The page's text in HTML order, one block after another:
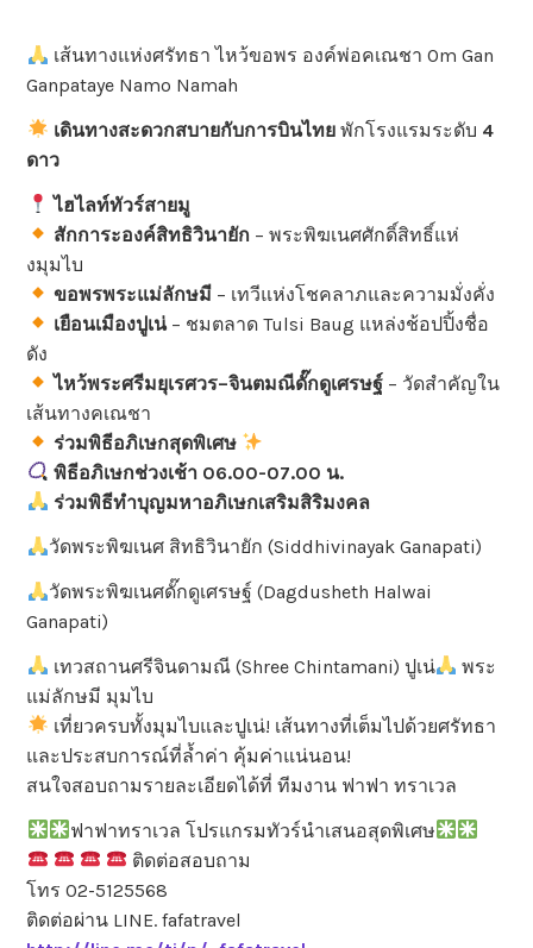
เส้นทางแห่งศรัทธา ไหว้ขอพร องค์พ่อคเณชา Om Gan
Ganpataye Namo Namah
เดินทางสะดวกสบายกับการบินไทยพักโรงแรมระดับ 4
ดาว
ไฮไลท์ทัวร์สายมู
สักการะองค์สิทธิวินายัก – พระพิฆเนศศักดิ์สิทธิ์แห่
งมุมไบ
ขอพรพระแม่ลักษมี– เทวีแห่งโชคลาภและความมั่งคั่ง
เยือนเมืองปูเน่– ชมตลาด Tulsi Baug แหล่งช้อปปิ้งชื่อ
ดัง
ไหว้พระศรีมยุเรศวร–จินตมณีดั๊กดูเศรษฐ์– วัดสำคัญใน
เส้นทางคเณชา
ร่วมพิธีอภิเษกสุดพิเศษ
พิธีอภิเษกช่วงเช้า06.00-07.00 น.
ร่วมพิธีทำบุญมหาอภิเษกเสริมสิริมงคล
วัดพระพิฆเนศ สิทธิวินายัก (Siddhivinayak Ganapati)
วัดพระพิฆเนศดั๊กดูเศรษฐ์ (Dagdusheth Halwai
Ganapati)
เทวสถานศรีจินดามณี (Shree Chintamani) ปูเน่
พระ
แม่ลักษมี มุมไบ
เที่ยวครบทั้งมุมไบและปูเน่! เส้นทางที่เต็มไปด้วยศรัทธา
และประสบการณ์ที่ล้ำค่า คุ้มค่าแน่นอน!
สนใจสอบถามรายละเอียดได้ที่ ทีมงาน ฟาฟา ทราเวล
ฟาฟาทราเวล โปรแกรมทัวร์นำเสนอสุดพิเศษ
ติดต่อสอบถาม
โทร 02-5125568
ติดต่อผ่าน LINE. fafatravel